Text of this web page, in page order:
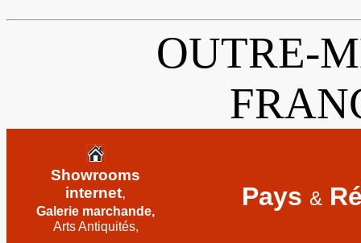
OUTRE-
Showrooms
internet,
Galerie marchande,
Arts Antiquités,
Pays &